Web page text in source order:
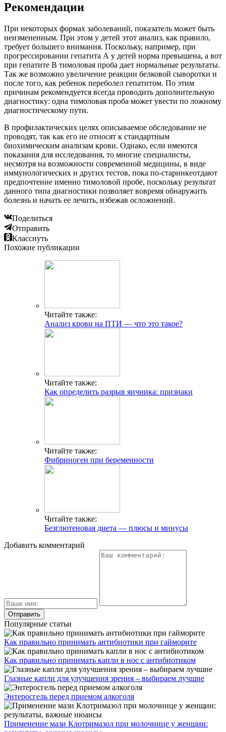
Рекомендации
При некоторых формах заболеваний, показатель может быть
неизмененным. При этом у детей этот анализ, как правило,
требует большего внимания. Поскольку, например, при
прогрессировании гепатита А у детей норма превышена, а вот
при гепатите В тимоловая проба дает нормальные результаты.
Так же возможно увеличение реакции белковой сыворотки и
после того, как ребенок переболел гепатитом. По этим
причинам рекомендуется всегда проводить дополнительную
диагностику: одна тимоловая проба может увести по ложному
диагностическому пути.
В профилактических целях описываемое обследование не
проводят, так как его не относят к стандартным
биохимическим анализам крови. Однако, если имеются
показания для исследования, то многие специалисты,
несмотря на возможности современной медицины, в виде
иммунологических и других тестов, пока по-старинкеотдают
предпочтение именно тимоловой пробе, поскольку результат
данного типа диагностики позволяет вовремя обнаружить
болезнь и начать ее лечить, избежав осложнений.
Поделиться
Отправить
Класснуть
Похожие публикации
Читайте также:
Анализ крови на ПТИ — что это такое?
Читайте также:
Как определить разрыв яичника: признаки
Читайте также:
Фибриноген при беременности
Читайте также:
Безглютеновая диета — плюсы и минусы
Добавить комментарий
Популярные статьи
Как правильно принимать антибиотики при гайморите
Как правильно принимать капли в нос с антибиотиком
Глазные капли для улучшения зрения – выбираем лучшие
Энтеросгель перед приемом алкоголя
Применение мази Клотримазол при молочнице у женщин: